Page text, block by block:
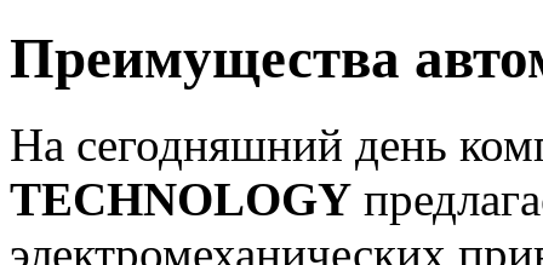
Преимущества
На сегодняшний день
TECHNOLOGY
электромеханических